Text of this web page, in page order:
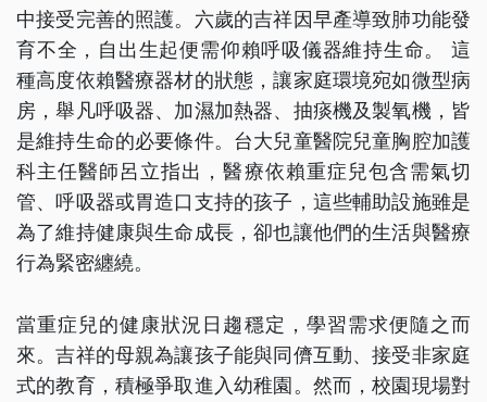
中接受完善的照護。六歲的吉祥因早產導致肺功能發
育不全，自出生起便需仰賴呼吸儀器維持生命。 這
種高度依賴醫療器材的狀態，讓家庭環境宛如微型病
房，舉凡呼吸器、加濕加熱器、抽痰機及製氧機，皆
是維持生命的必要條件。台大兒童醫院兒童胸腔加護
科主任醫師呂立指出，醫療依賴重症兒包含需氣切
管、呼吸器或胃造口支持的孩子，這些輔助設施雖是
為了維持健康與生命成長，卻也讓他們的生活與醫療
行為緊密纏繞。
當重症兒的健康狀況日趨穩定，學習需求便隨之而
來。吉祥的母親為讓孩子能與同儕互動、接受非家庭
式的教育，積極爭取進入幼稚園。然而，校園現場對